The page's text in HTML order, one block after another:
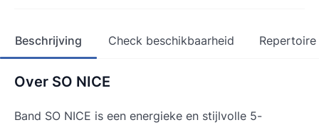
Beschrijving Check beschikbaarheid Repertoire
Over SO NICE
Band SO NICE is een energieke en stijlvolle 5-